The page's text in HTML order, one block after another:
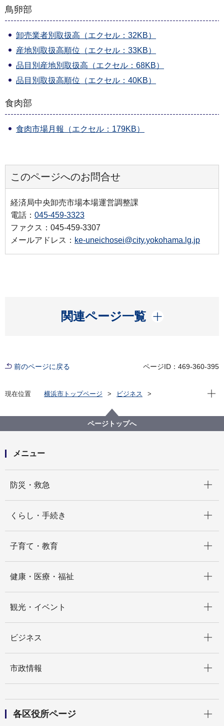
鳥卵部
卸売業者別取扱高（エクセル：32KB）
産地別取扱高順位（エクセル：33KB）
品目別産地別取扱高（エクセル：68KB）
品目別取扱高順位（エクセル：40KB）
食肉部
食肉市場月報（エクセル：179KB）
このページへのお問合せ
経済局中央卸売市場本場運営調整課
電話： 045-459-3323
ファクス：045-459-3307
メールアドレス： ke-uneichosei@city.yokohama.lg.jp
関連ページ一覧
開く
前のページに戻る ページID：469-360-395
現在位置 横浜市トップページ
ビジネス
平成２７年５月 市場月報
現在
ページトップへ
メニュー
防災・救急
くらし・手続き
子育て・教育
健康・医療・福祉
観光・イベント
ビジネス
市政情報
各区役所ページ